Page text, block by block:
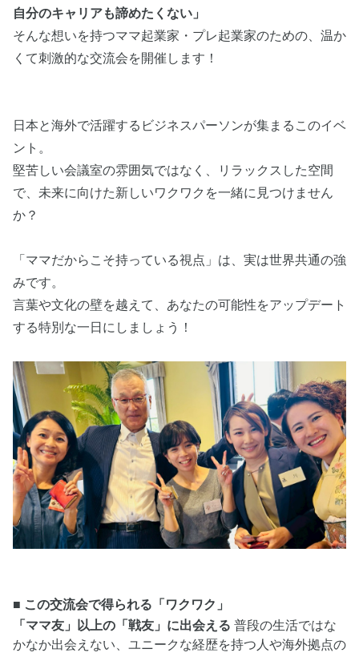
自分のキャリアも諦めたくない」
そんな想いを持つママ起業家・プレ起業家のための、温か
くて刺激的な交流会を開催します！
日本と海外で活躍するビジネスパーソンが集まるこのイベ
ント。
堅苦しい会議室の雰囲気ではなく、リラックスした空間
で、未来に向けた新しいワクワクを一緒に見つけません
か？
「ママだからこそ持っている視点」は、実は世界共通の強
みです。
言葉や文化の壁を越えて、あなたの可能性をアップデート
する特別な一日にしましょう！
■ この交流会で得られる「ワクワク」
「ママ友」以上の「戦友」に出会える 普段の生活ではな
かなか出会えない、ユニークな経歴を持つ人や海外拠点の